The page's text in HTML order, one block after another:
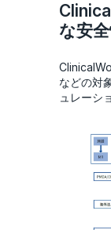
な安
などの対
ュレーシ